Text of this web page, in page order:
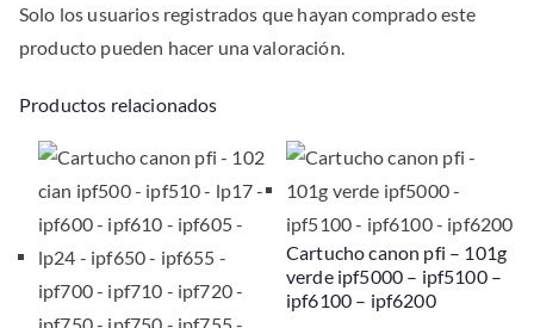
Solo los usuarios registrados que hayan comprado este
producto pueden hacer una valoración.
Productos relacionados
Cartucho canon pfi – 101g
verde ipf5000 – ipf5100 –
ipf6100 – ipf6200